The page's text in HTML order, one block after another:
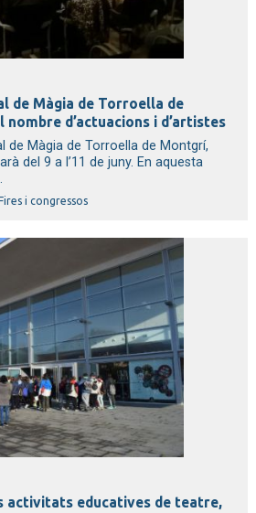
de Màgia de Torroella de
nombre d’actuacions i d’artistes
de Màgia de Torroella de Montgrí,
del 9 a l’11 de juny. En aquesta
i congressos
activitats educatives de teatre,